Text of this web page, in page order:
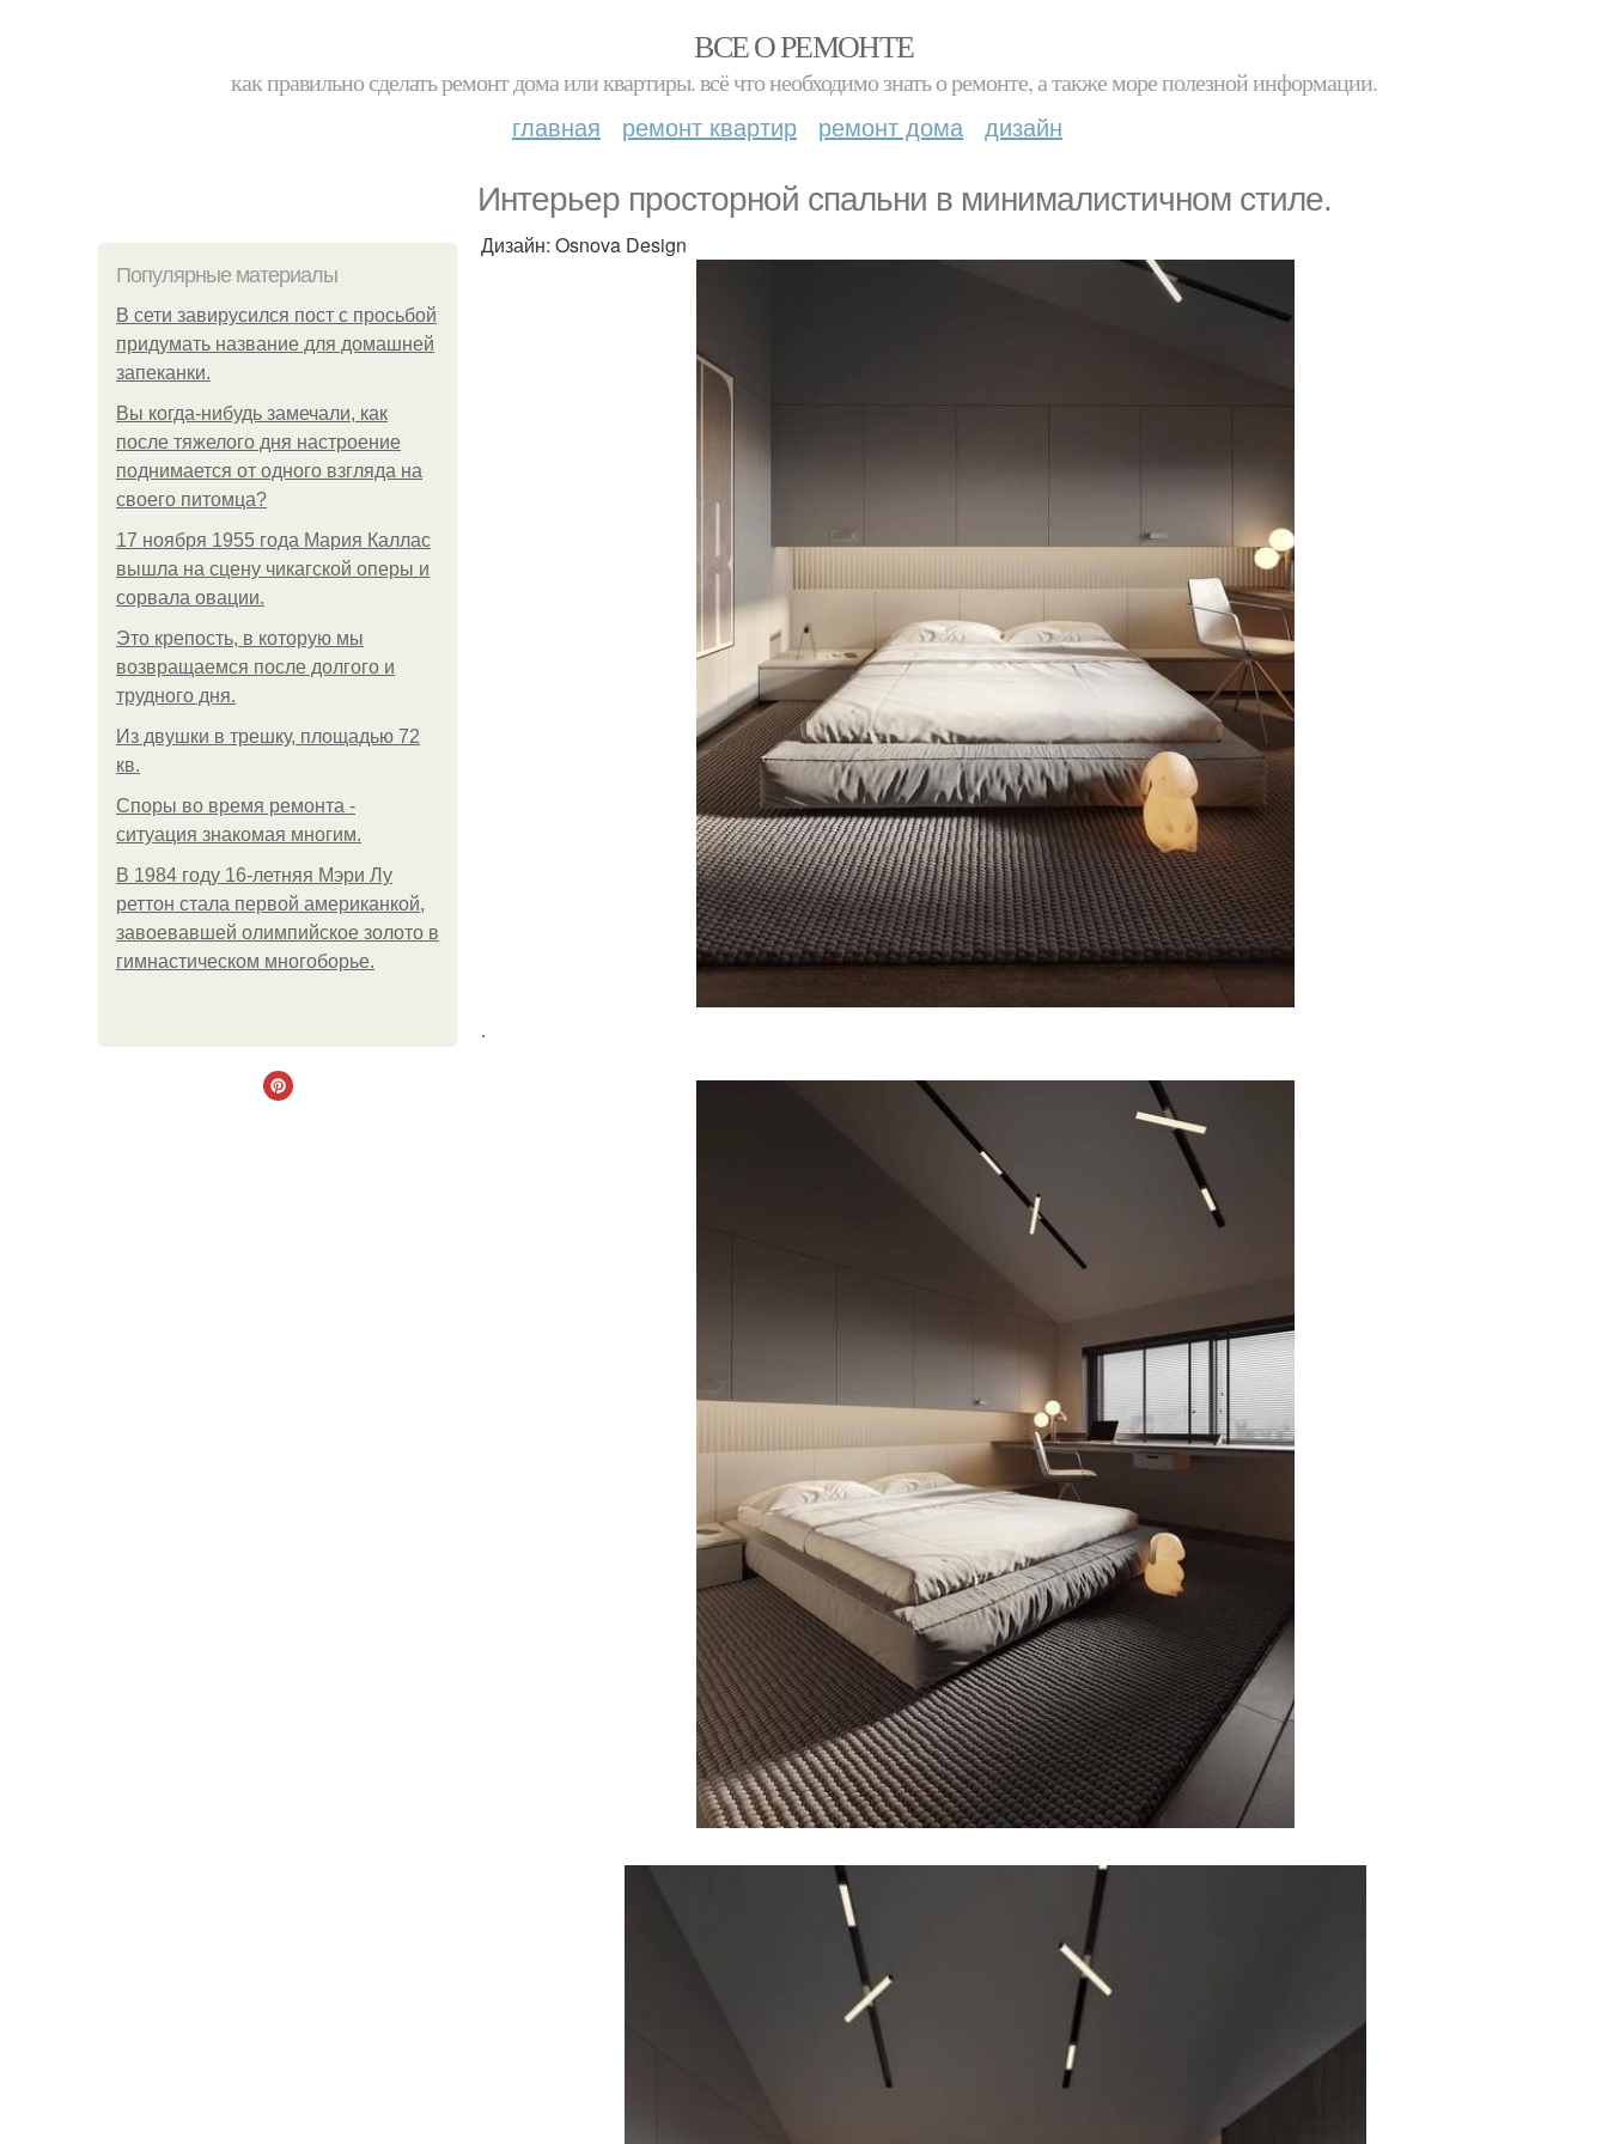
ВСЕ О РЕМОНТЕ
как правильно сделать ремонт дома или квартиры. всё что необходимо знать о ремонте, а также море полезной информации.
главная ремонт квартир ремонт дома дизайн
Интерьер просторной спальни в минималистичном стиле.
Популярные материалы
В сети завирусился пост с просьбой
придумать название для домашней
запеканки.
Вы когда-нибудь замечали, как
после тяжелого дня настроение
поднимается от одного взгляда на
своего питомца?
17 ноября 1955 года Мария Каллас
вышла на сцену чикагской оперы и
сорвала овации.
Это крепость, в которую мы
возвращаемся после долгого и
трудного дня.
Из двушки в трешку, площадью 72
кв.
Споры во время ремонта -
ситуация знакомая многим.
В 1984 году 16-летняя Мэри Лу
реттон стала первой американкой,
завоевавшей олимпийское золото в
гимнастическом многоборье.
Дизайн: Osnova Design
.